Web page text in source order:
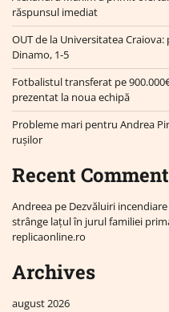
răspunsul imediat
OUT de la Universitatea
Dinamo, 1-5
Fotbalistul transferat pe
prezentat la noua echipă
Probleme mari pentru Andrea
rușilor
Recent
Andreea pe Dezvăluiri
strânge lațul în jurul familiei
replicaonline.ro
Archives
august 2026